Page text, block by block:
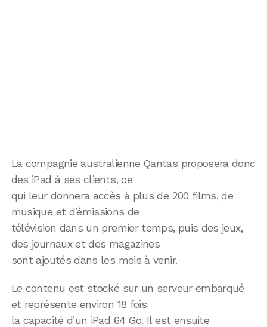
La compagnie australienne Qantas proposera donc
des iPad à ses clients, ce
qui leur donnera accès à plus de 200 films, de
musique et d’émissions de
télévision dans un premier temps, puis des jeux,
des journaux et des magazines
sont ajoutés dans les mois à venir.
Le contenu est stocké sur un serveur embarqué
et représente environ 18 fois
la capacité d’un iPad 64 Go. Il est ensuite